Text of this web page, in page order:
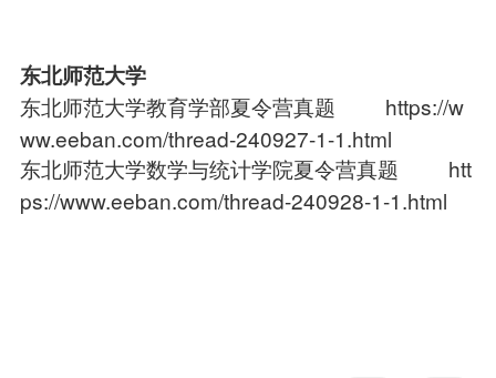
东北师范大学
东北师范大学教育学部夏令营真题 https://w
ww.eeban.com/thread-240927-1-1.html
东北师范大学数学与统计学院夏令营真题 htt
ps://www.eeban.com/thread-240928-1-1.html